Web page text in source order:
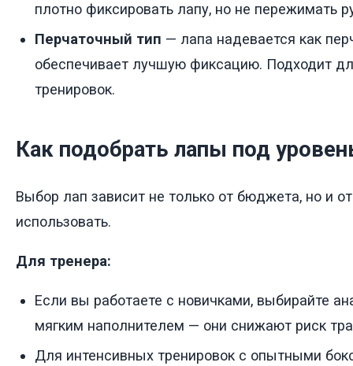
плотно фиксировать лапу, но не пережимать
Перчаточный тип — лапа надевается как
обеспечивает лучшую фиксацию. Подходит
тренировок.
Как подобрать лапы под
Выбор лап зависит не только от бюджета, но и от
использовать.
Для тренера:
Если вы работаете с новичками, выбирайте
мягким наполнителем — они снижают риск
Для интенсивных тренировок с опытными